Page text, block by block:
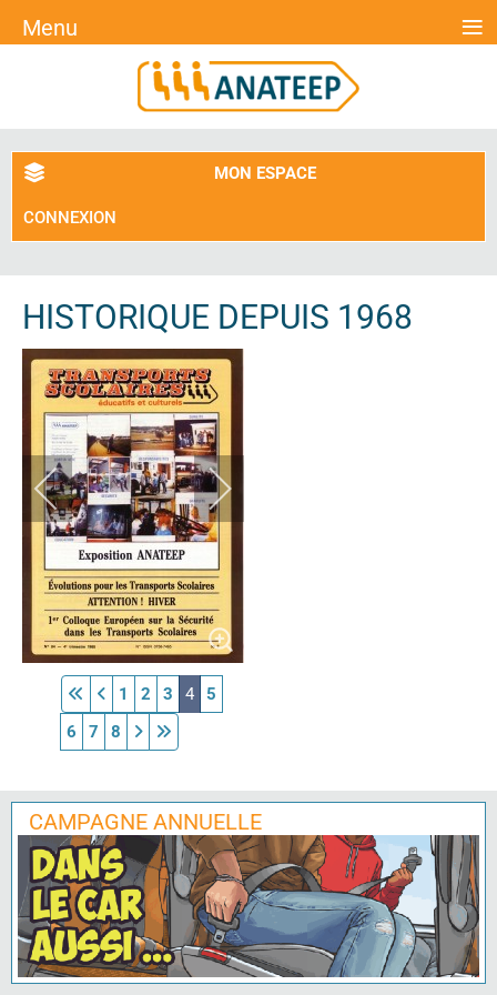
MON ESPACE
CONNEXION
HISTORIQUE DEPUIS 1968
1 2 3 4
5
6
7 8
CAMPAGNE ANNUELLE
Menu ≡